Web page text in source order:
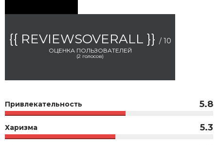
{{ REVIEWSOVERALL }} / 10
ОЦЕНКА ПОЛЬЗОВАТЕЛЕЙ
(2 голосов)
Привлекательность 5.8
Харизма 5.3